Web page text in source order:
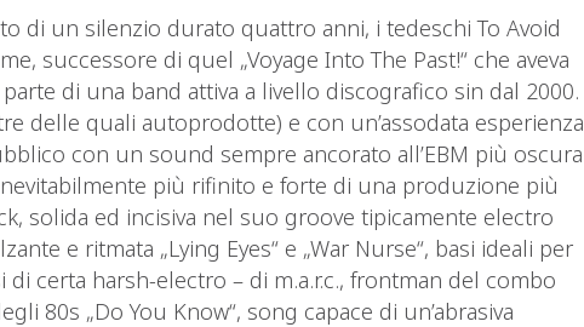
di un silenzio durato quattro anni, i tedeschi To Avoid
successore di quel „Voyage Into The Past!“ che aveva
di una band attiva a livello discografico sin dal 2000.
delle quali autoprodotte) e con un’assodata esperienza
con un sound sempre ancorato all’EBM più oscura
più rifinito e forte di una produzione più
solida ed incisiva nel suo groove tipicamente electro
e ritmata „Lying Eyes“ e „War Nurse“, basi ideali per
certa harsh-electro – di m.a.r.c., frontman del combo
80s „Do You Know“, song capace di un’abrasiva